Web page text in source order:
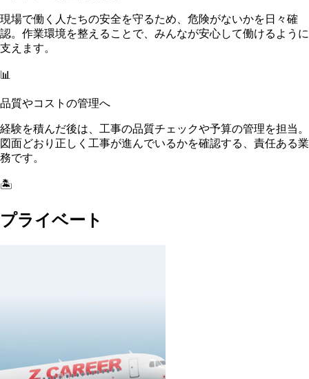
現場で働く人たちの安全を守るため、危険がないかを日々確
認。作業環境を整えることで、みんなが安心して働けるように
支えます。
📊
品質やコストの管理へ
経験を積んだ後は、工事の品質チェックや予算の管理を担当。
図面どおり正しく工事が進んでいるかを確認する、責任ある業
務です。
🏝️
プライベート